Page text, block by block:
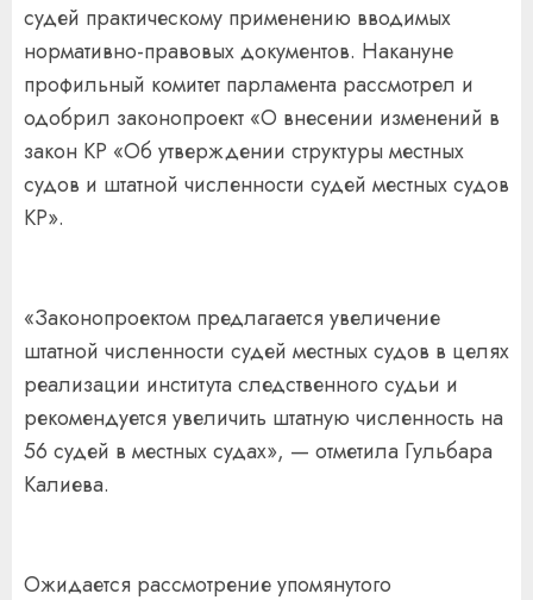
судей практическому применению вводимых
нормативно-правовых документов. Накануне
профильный комитет парламента рассмотрел и
одобрил законопроект «О внесении изменений в
закон КР «Об утверждении структуры местных
судов и штатной численности судей местных судов
КР».
«Законопроектом предлагается увеличение
штатной численности судей местных судов в целях
реализации института следственного судьи и
рекомендуется увеличить штатную численность на
56 судей в местных судах», — отметила Гульбара
Калиева.
Ожидается рассмотрение упомянутого